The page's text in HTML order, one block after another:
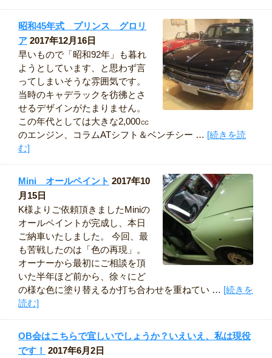
昭和45年式 プリンス グロリ
ア 2017年12月16日
早いもので「昭和92年」も暮れ
ようとしています、と思わず言
ってしまいそうな雰囲気です。
当時のキャデラックを彷彿とさ
せるデザインがたまりません。
この年代としては大きな2,000㏄
のエンジン、コラムATシフト＆ベンチシー … [続きを読
む]
Mini オールペイント 2017年10
月15日
K様よりご依頼頂きましたMiniの
オールペイントが完成し、本日
ご納車いたしました。 今回、最
も苦戦したのは「色の再現」。
オーナーから最初にご相談を頂
いた半年ほど前から、徐々にど
の様な色に塗り替えるか打ち合わせを重ねてい … [続きを
読む]
OB会はこちらで宜しいでしょうか？いえいえ、私は現役
です！ 2017年6月2日